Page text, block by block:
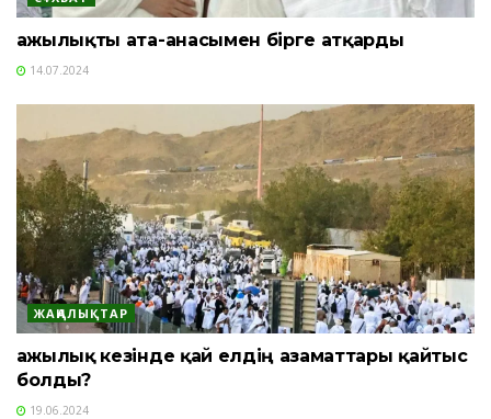
Қажылықты ата-анасымен бірге атқарды
14.07.2024
ЖАҢАЛЫҚТАР
Қажылық кезінде қай елдің азаматтары қайтыс
болды?
19.06.2024